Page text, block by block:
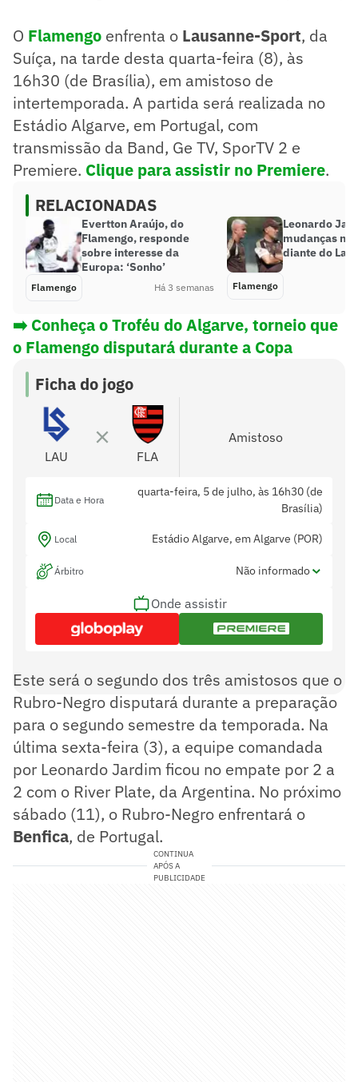
O Flamengo enfrenta o Lausanne-Sport, da
Suíça, na tarde desta quarta-feira (8), às
16h30 (de Brasília), em amistoso de
intertemporada. A partida será realizada no
Estádio Algarve, em Portugal, com
transmissão da Band, Ge TV, SporTV 2 e
Premiere. Clique para assistir no Premiere.
RELACIONADAS
Evertton Araújo, do
Flamengo, responde
sobre interesse da
Europa: ‘Sonho’
Flamengo Há 3 semanas
Leonardo
mudanças no
diante do
Flamengo
➡️ Conheça o Troféu do Algarve, torneio que
o Flamengo disputará durante a Copa
Ficha do jogo
LAU FLA
Amistoso
Data e Hora
quarta-feira, 5 de julho, às 16h30 (de
Brasília)
Local Estádio Algarve, em Algarve (POR)
Árbitro Não informado
Não informado
Onde assistir
Este será o segundo dos três amistosos que o
Rubro-Negro disputará durante a preparação
para o segundo semestre da temporada. Na
última sexta-feira (3), a equipe comandada
por Leonardo Jardim ficou no empate por 2 a
2 com o River Plate, da Argentina. No próximo
sábado (11), o Rubro-Negro enfrentará o
Benfica, de Portugal.
CONTINUA
APÓS A
PUBLICIDADE